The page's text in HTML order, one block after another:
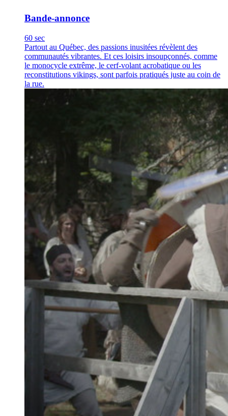
Bande-annonce
60 sec
Partout au Québec, des passions inusitées révèlent des
communautés vibrantes. Et ces loisirs insoupçonnés, comme
le monocycle extrême, le cerf-volant acrobatique ou les
reconstitutions vikings, sont parfois pratiqués juste au coin de
la rue.